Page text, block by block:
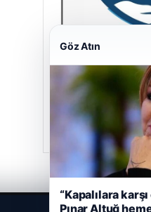
Cengiz Sigorta
23/06/2026
Göz Atın
“Kapalılara
Pınar Altuğ